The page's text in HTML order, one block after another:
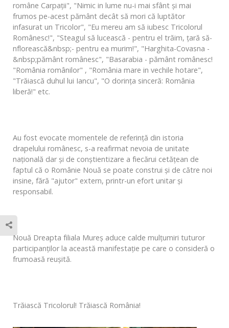
române Carpaţii", "Nimic in lume nu-i mai sfânt şi mai
frumos pe-acest pământ decât să mori că luptător
infasurat un Tricolor", "Eu mereu am să iubesc Tricolorul
Românesc!", "Steagul să lucească - pentru el trăim, ţară să-
nflorească&nbsp;- pentru ea murim!", "Harghita-Covasna -
&nbsp;pământ românesc", "Basarabia - pământ românesc!
"România românilor" , "România mare in vechile hotare",
"Trăiască duhul lui Iancu", "O dorinţa sinceră: România
liberă!" etc.
Au fost evocate momentele de referinţă din istoria
drapelului românesc, s-a reafirmat nevoia de unitate
naţională dar şi de conştientizare a fiecărui cetăţean de
faptul că o Românie Nouă se poate construi şi de către noi
insine, fără "ajutor" extern, printr-un efort unitar şi
responsabil.
Nouă Dreapta filiala Mureş aduce calde mulţumiri tuturor
participanţilor la această manifestaţie pe care o consideră o
frumoasă reuşită.
Trăiască Tricolorul! Trăiască România!